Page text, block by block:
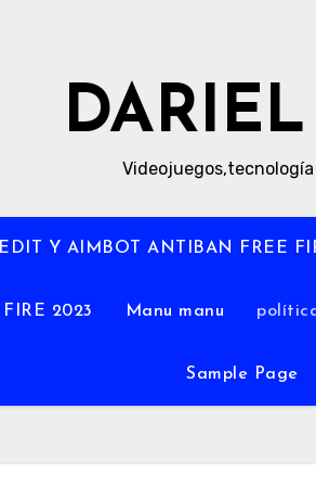
Videojuegos,tecnología
Y AIMBOT ANTIBAN FREE
2023 Manu manu
Sample Page